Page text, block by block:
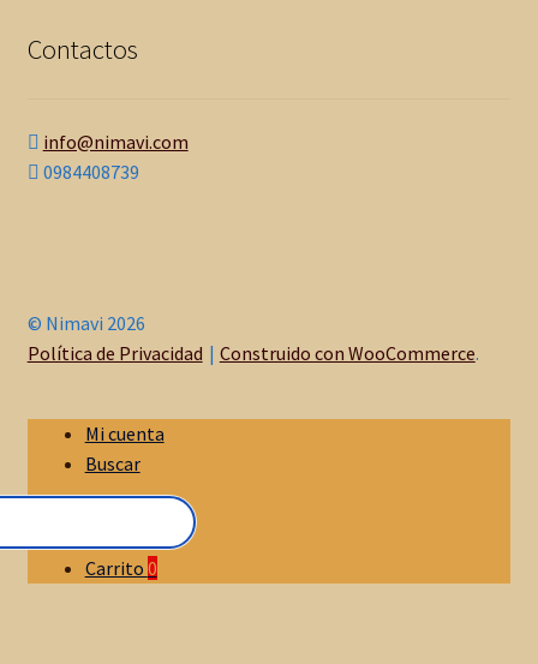
Contactos
info@nimavi.com
0984408739
© Nimavi 2026
Política de Privacidad
Construido con WooCommerce.
Mi cuenta
Buscar
Carrito 0